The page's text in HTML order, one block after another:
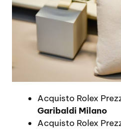
Acquisto Rolex
Garibaldi Milano
Acquisto Rolex